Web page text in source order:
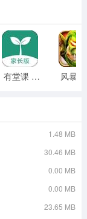
有堂课 v1.2.2
1.48 MB
30.46 MB
0.00 MB
0.00 MB
23.65 MB